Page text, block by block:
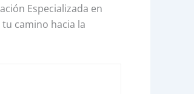
Especializada en
camino hacia la